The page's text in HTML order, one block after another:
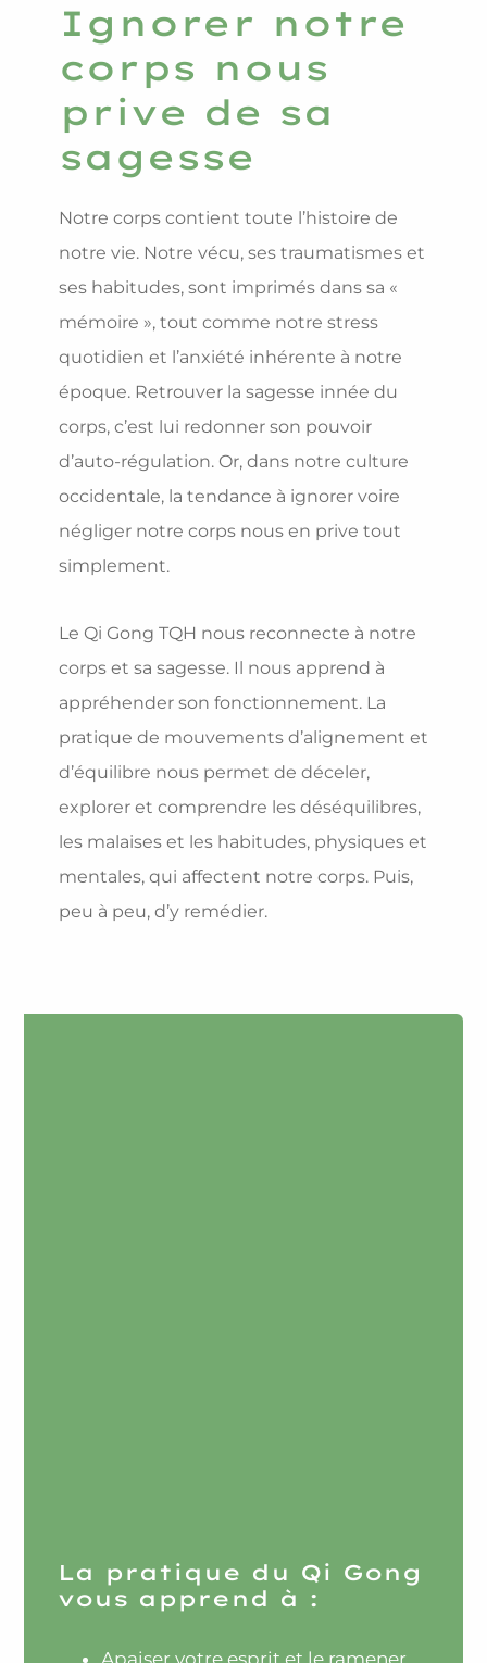
Ignorer notre
corps nous
prive de sa
sagesse
Notre corps contient toute l’histoire de
notre vie. Notre vécu, ses traumatismes et
ses habitudes, sont imprimés dans sa «
mémoire », tout comme notre stress
quotidien et l’anxiété inhérente à notre
époque. Retrouver la sagesse innée du
corps, c’est lui redonner son pouvoir
d’auto-régulation. Or, dans notre culture
occidentale, la tendance à ignorer voire
négliger notre corps nous en prive tout
simplement.
Le Qi Gong TQH nous reconnecte à notre
corps et sa sagesse. Il nous apprend à
appréhender son fonctionnement. La
pratique de mouvements d’alignement et
d’équilibre nous permet de déceler,
explorer et comprendre les déséquilibres,
les malaises et les habitudes, physiques et
mentales, qui affectent notre corps. Puis,
peu à peu, d’y remédier.
La pratique du Qi Gong
vous apprend à :
Apaiser votre esprit et le ramener